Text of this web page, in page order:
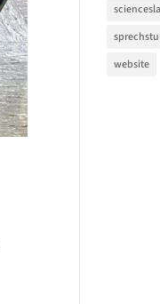
website